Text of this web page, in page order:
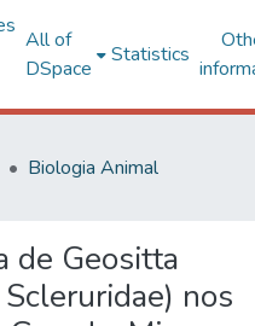
All of
DSpace
Statistics
Biologia Animal
de Geositta
nos